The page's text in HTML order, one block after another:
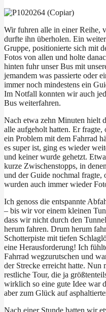
Wir fuhren alle in einer Reihe,
durfte ihn überholen. Ein
Gruppe, positionierte sich mit
Fotos von allen und holte
hinten fuhr unser Bus mit
jemandem was passierte oder
immer noch mindestens ein
Im Notfall konnten wir auch
Bus weiterfahren.
Nach etwa zehn Minuten hielt
alle aufgeholt hatten. Er fragte,
ein Problem mit dem Fahrrad
es super ist, ging es wieder
und keiner wurde gehetzt.
kurze Zwischenstopps, in
und der Guide nochmal fragte,
wurden auch immer wieder
Ich genoss die entspannte
– bis wir vor einem kleinen
dass wir nicht durch den
herum fahren. Drum herum
Schotterpiste mit tiefen
eine Herausforderung! Ich
Fahrrad wegzurutschen und
der Strecke erreicht hatte. Nun
restliche Tour, die ja
wirklich so eine gute Idee war
aber zum Glück auf
Nach einer Stunde hatten wir